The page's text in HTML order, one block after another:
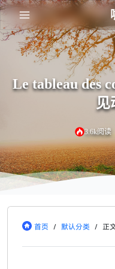
Le tableau des
见
3.6k阅读
首页 / 默认分类 / 正